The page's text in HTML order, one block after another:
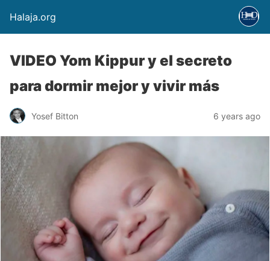
Halaja.org
VIDEO Yom Kippur y el secreto
para dormir mejor y vivir más
Yosef Bitton 6 years ago